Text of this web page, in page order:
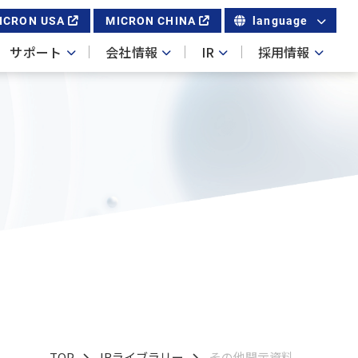
USA MICRON CHINA language
サポート 会社情報 IR 採用情報